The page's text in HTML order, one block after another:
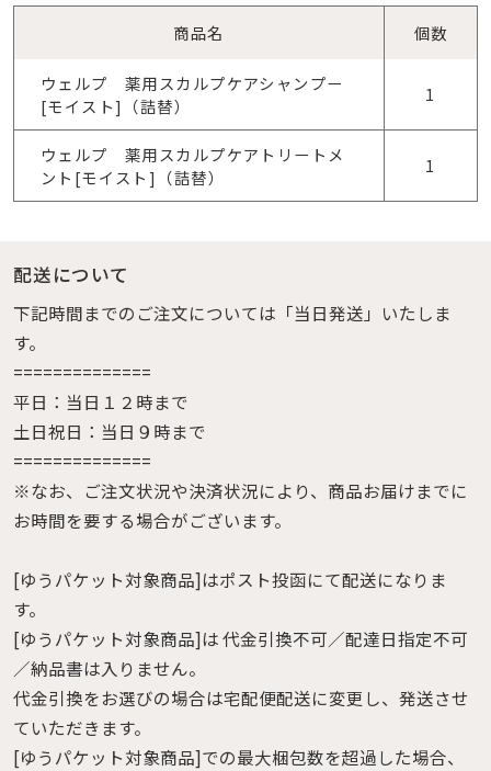
商品名 個数
ウェルプ 薬用スカルプケアシャンプー
[モイスト]（詰替）
1
ウェルプ 薬用スカルプケアトリートメ
ント[モイスト]（詰替）
1
配送について
下記時間までのご注文については「当日発送」いたしま
す。
==============
平日：当日１２時まで
土日祝日：当日９時まで
==============
※なお、ご注文状況や決済状況により、商品お届けまでに
お時間を要する場合がございます。
[ゆうパケット対象商品]はポスト投函にて配送になりま
す。
[ゆうパケット対象商品]は 代金引換不可／配達日指定不可
／納品書は入りません。
代金引換をお選びの場合は宅配便配送に変更し、発送させ
ていただきます。
[ゆうパケット対象商品]での最大梱包数を超過した場合、